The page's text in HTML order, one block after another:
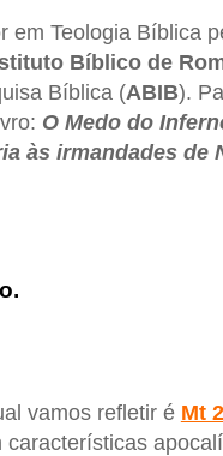
em Teologia Bíblica
Bíblico de
Bíblica (ABIB).
O Medo do
às irmandades de
vamos refletir é Mt
características